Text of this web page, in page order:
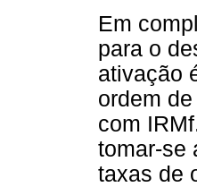
Em
para o
ativação
ordem
com
tomar-se
taxas de